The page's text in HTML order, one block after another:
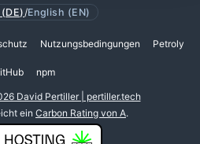
/English (EN)
Nutzungsbedingungen Petroly
npm
David Pertiller | pertiller.tech
ein Carbon Rating von A.